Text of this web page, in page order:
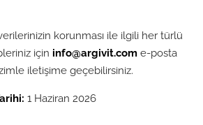
korunması ile ilgili her türlü
için info@argivit.com e-posta
iletişime geçebilirsiniz.
1 Haziran 2026